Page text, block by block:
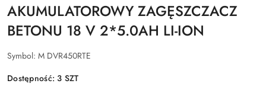
AKUMULATOROWY ZAGĘSZCZACZ
BETONU 18 V 2*5.0AH LI-ION
Symbol: M DVR450RTE
Dostępność:3 SZT